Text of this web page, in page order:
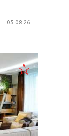
05.08.26